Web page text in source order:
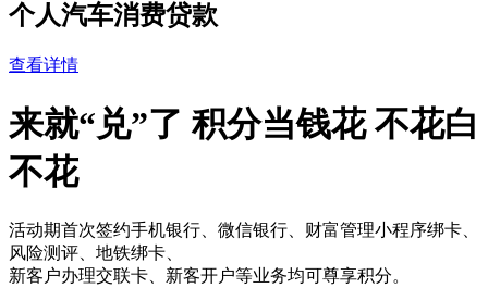
个人汽车消费贷款
查看详情
来就“兑”了 积分当钱花 不花白
不花
活动期首次签约手机银行、微信银行、财富管理小程序绑卡、
风险测评、地铁绑卡、
新客户办理交联卡、新客开户等业务均可尊享积分。